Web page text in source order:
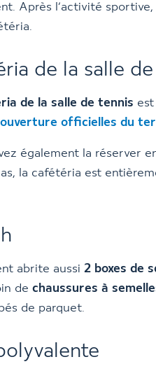
Après l’activité
de la salle
de la salle de tennis
officielles du
également la réserver
la cafétéria est
abrite aussi 2 boxes de
de chaussures à
de parquet.